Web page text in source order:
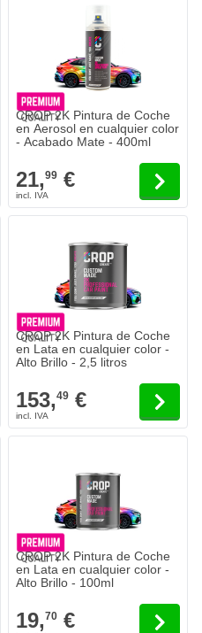
CROP 2K Pintura de Coche
en Aerosol en cualquier color
- Acabado Mate - 400ml
21,99 €
CROP 2K Pintura de Coche
en Lata en cualquier color -
Alto Brillo - 2,5 litros
153,49 €
CROP 2K Pintura de Coche
en Lata en cualquier color -
Alto Brillo - 100ml
19,70 €